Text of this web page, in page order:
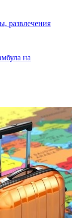
развлечения
на